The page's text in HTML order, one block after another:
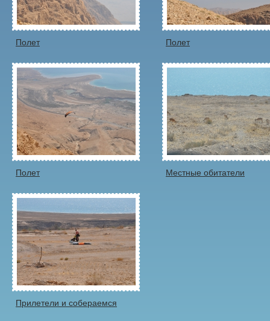
Полет Полет
Полет Местные обитатели
Прилетели и собераемся